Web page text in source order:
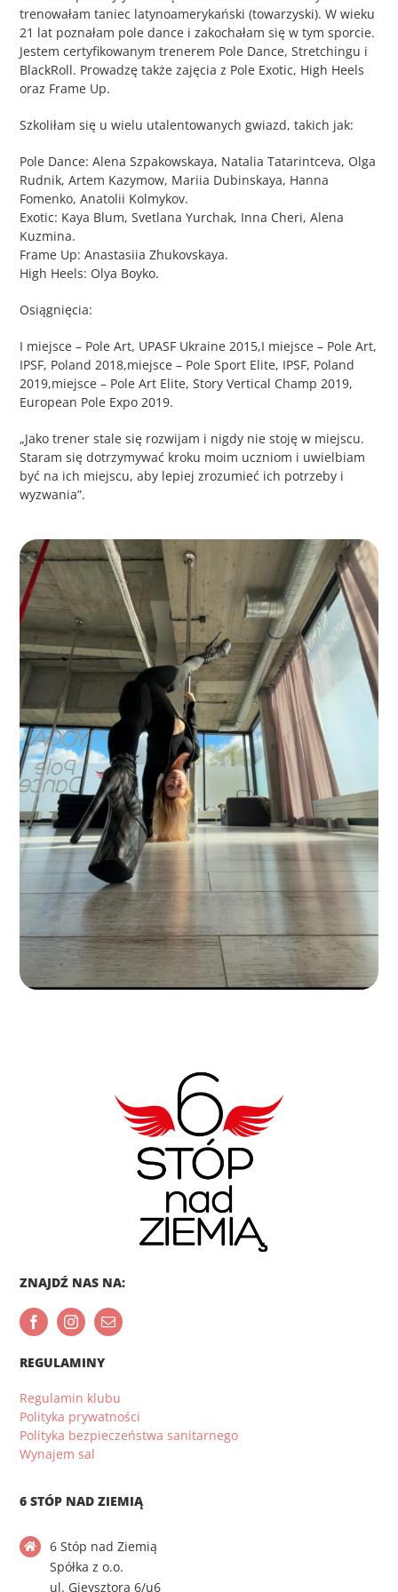
trenowałam taniec latynoamerykański (towarzyski). W wieku
21 lat poznałam pole dance i zakochałam się w tym sporcie.
Jestem certyfikowanym trenerem Pole Dance, Stretchingu i
BlackRoll. Prowadzę także zajęcia z Pole Exotic, High Heels
oraz Frame Up.
Szkoliłam się u wielu utalentowanych gwiazd, takich jak:
Pole Dance: Alena Szpakowskaya, Natalia Tatarintceva, Olga
Rudnik, Artem Kazymow, Mariia Dubinskaya, Hanna
Fomenko, Anatolii Kolmykov.
Exotic: Kaya Blum, Svetlana Yurchak, Inna Cheri, Alena
Kuzmina.
Frame Up: Anastasiia Zhukovskaya.
High Heels: Olya Boyko.
Osiągnięcia:
I miejsce – Pole Art, UPASF Ukraine 2015,I miejsce – Pole Art,
IPSF, Poland 2018,miejsce – Pole Sport Elite, IPSF, Poland
2019,miejsce – Pole Art Elite, Story Vertical Champ 2019,
European Pole Expo 2019.
„Jako trener stale się rozwijam i nigdy nie stoję w miejscu.
Staram się dotrzymywać kroku moim uczniom i uwielbiam
być na ich miejscu, aby lepiej zrozumieć ich potrzeby i
wyzwania”.
ZNAJDŹ NAS NA:
REGULAMINY
Regulamin klubu
Polityka prywatności
Polityka bezpieczeństwa sanitarnego
Wynajem sal
6 STÓP NAD ZIEMIĄ
6 Stóp nad Ziemią
Spółka z o.o.
ul. Gieysztora 6/u6